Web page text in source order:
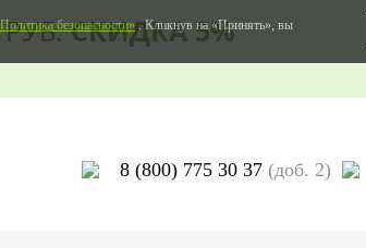
РУБ.СКИДКА 5%
8 (800) 775 30 37 (доб. 2)
безопасности». Кликнув на «Принять», вы